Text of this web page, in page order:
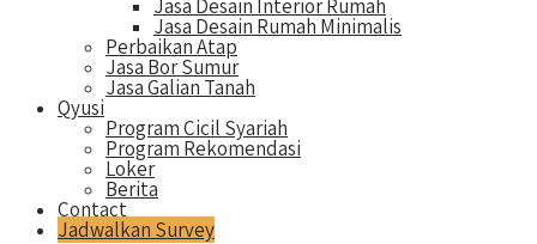
Jasa Desain Interior Rumah
Jasa Desain Rumah Minimalis
Perbaikan Atap
Jasa Bor Sumur
Jasa Galian Tanah
Qyusi
Program Cicil Syariah
Program Rekomendasi
Loker
Berita
Contact
Jadwalkan Survey